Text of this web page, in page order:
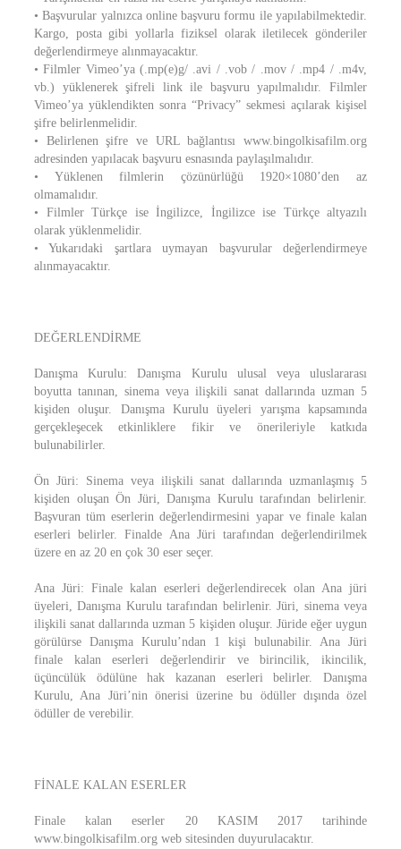
• Başvurular yalnızca online başvuru formu ile yapılabilmektedir.
Kargo, posta gibi yollarla fiziksel olarak iletilecek gönderiler
değerlendirmeye alınmayacaktır.
• Filmler Vimeo’ya (.mp(e)g/ .avi / .vob / .mov / .mp4 / .m4v,
vb.) yüklenerek şifreli link ile başvuru yapılmalıdır. Filmler
Vimeo’ya yüklendikten sonra “Privacy” sekmesi açılarak kişisel
şifre belirlenmelidir.
• Belirlenen şifre ve URL bağlantısı www.bingolkisafilm.org
adresinden yapılacak başvuru esnasında paylaşılmalıdır.
• Yüklenen filmlerin çözünürlüğü 1920×1080’den az
olmamalıdır.
• Filmler Türkçe ise İngilizce, İngilizce ise Türkçe altyazılı
olarak yüklenmelidir.
• Yukarıdaki şartlara uymayan başvurular değerlendirmeye
alınmayacaktır.
DEĞERLENDİRME
Danışma Kurulu: Danışma Kurulu ulusal veya uluslararası
boyutta tanınan, sinema veya ilişkili sanat dallarında uzman 5
kişiden oluşur. Danışma Kurulu üyeleri yarışma kapsamında
gerçekleşecek etkinliklere fikir ve önerileriyle katkıda
bulunabilirler.
Ön Jüri: Sinema veya ilişkili sanat dallarında uzmanlaşmış 5
kişiden oluşan Ön Jüri, Danışma Kurulu tarafından belirlenir.
Başvuran tüm eserlerin değerlendirmesini yapar ve finale kalan
eserleri belirler. Finalde Ana Jüri tarafından değerlendirilmek
üzere en az 20 en çok 30 eser seçer.
Ana Jüri: Finale kalan eserleri değerlendirecek olan Ana jüri
üyeleri, Danışma Kurulu tarafından belirlenir. Jüri, sinema veya
ilişkili sanat dallarında uzman 5 kişiden oluşur. Jüride eğer uygun
görülürse Danışma Kurulu’ndan 1 kişi bulunabilir. Ana Jüri
finale kalan eserleri değerlendirir ve birincilik, ikincilik,
üçüncülük ödülüne hak kazanan eserleri belirler. Danışma
Kurulu, Ana Jüri’nin önerisi üzerine bu ödüller dışında özel
ödüller de verebilir.
FİNALE KALAN ESERLER
Finale kalan eserler 20 KASIM 2017 tarihinde
www.bingolkisafilm.org web sitesinden duyurulacaktır.